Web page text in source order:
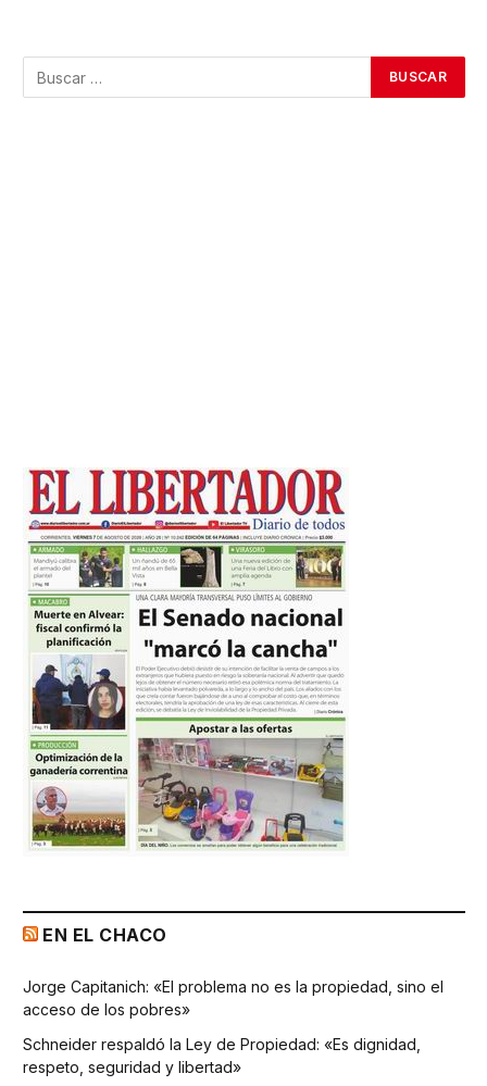
EN EL CHACO
Jorge Capitanich: «El problema no es la propiedad, sino el
acceso de los pobres»
Schneider respaldó la Ley de Propiedad: «Es dignidad,
respeto, seguridad y libertad»